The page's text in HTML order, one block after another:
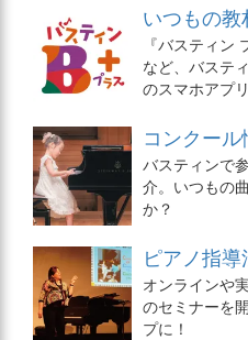
いつもの教
『バスティン
など、バステ
のスマホアプリ
コンクール
バスティンで
介。いつもの
か？
ピアノ指
オンラインや
のセミナーを
プに！